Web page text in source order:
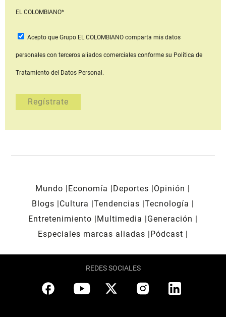
EL COLOMBIANO*
Acepto que Grupo EL COLOMBIANOcomparta mis datos
personales con terceros aliados comerciales conforme su Política de
Tratamiento del Datos Personal.
Mundo Economía Deportes
Opinión
Blogs
Cultura Tendencias Tecnología
Entretenimiento
Multimedia
Generación
Especiales marcas aliadas
Pódcast
REDES SOCIALES